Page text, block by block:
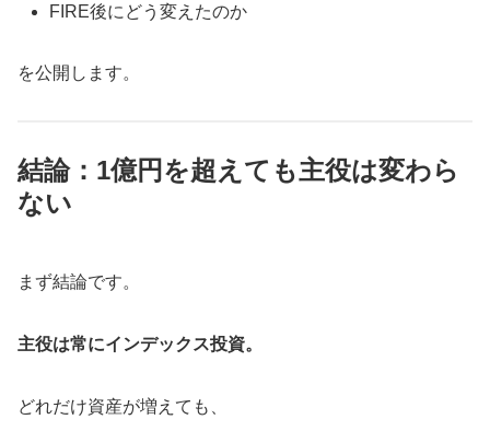
FIRE後にどう変えたのか
を公開します。
結論：1億円を超えても主役は変わら
ない
まず結論です。
主役は常にインデックス投資。
どれだけ資産が増えても、